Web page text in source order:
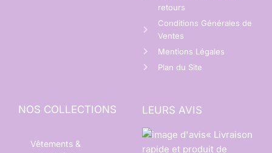
retours
Conditions Générales de
Ventes
Mentions Légales
Plan du Site
NOS COLLECTIONS
Vêtements &
LEURS AVIS
« Livraison
rapide et produit de